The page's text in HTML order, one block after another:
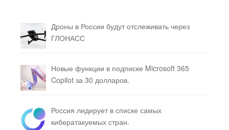
Дроны в России будут отслеживать через
ГЛОНАСС
Новые функции в подписке Microsoft 365
Copilot за 30 долларов.
Россия лидирует в списке самых
кибератакуемых стран.